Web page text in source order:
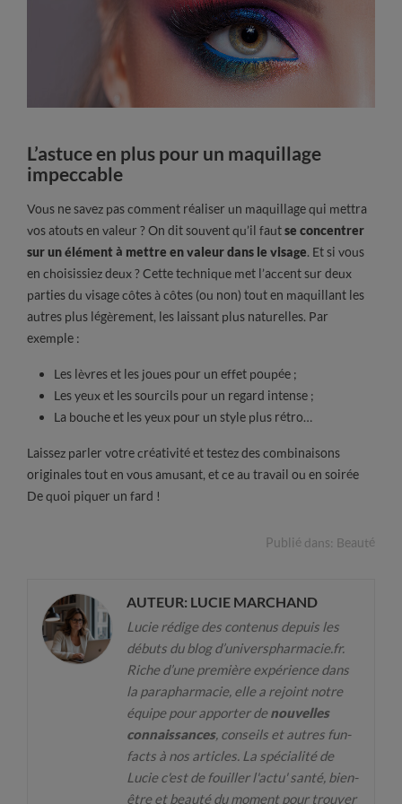
L’astuce en plus pour un maquillage
impeccable
Vous ne savez pas comment réaliser un maquillage qui mettra
vos atouts en valeur ? On dit souvent qu’il fautse concentrer
sur un élément à mettre en valeur dans le visage. Et si vous
en choisissiez deux ? Cette technique met l’accent sur deux
parties du visage côtes à côtes (ou non) tout en maquillant les
autres plus légèrement, les laissant plus naturelles. Par
exemple :
Les lèvres et les joues pour un effet poupée ;
Les yeux et les sourcils pour un regard intense ;
La bouche et les yeux pour un style plus rétro…
Laissez parler votre créativité et testez des combinaisons
originales tout en vous amusant, et ce au travail ou en soirée
De quoi piquer un fard !
Publié dans: Beauté
AUTEUR: LUCIE MARCHAND
Lucie rédige des contenus depuis les
débuts du blog d’universpharmacie.fr.
Riche d’une première expérience dans
la parapharmacie, elle a rejoint notre
équipe pour apporter denouvelles
connaissances, conseils et autres fun-
facts à nos articles. La spécialité de
Lucie c'est de fouiller l'actu' santé, bien-
être et beauté du moment pour trouver